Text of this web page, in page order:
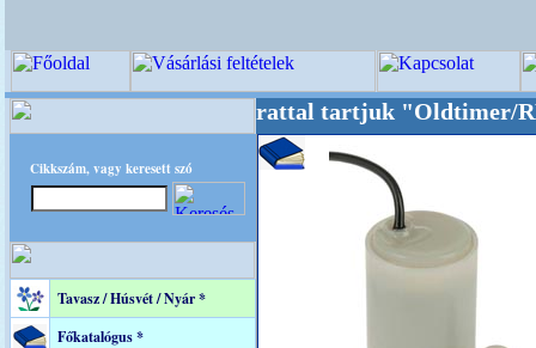
Cikkszám, vagy keresett szó
Tavasz / Húsvét / Nyár *
Főkatalógus *
Oldalunkat akarattal tartjuk "Oldtimer/